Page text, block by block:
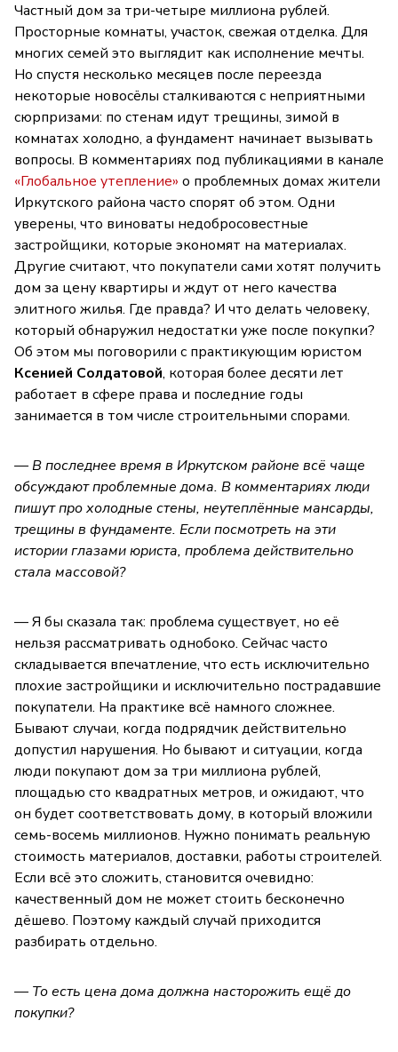
Частный дом за три-четыре миллиона рублей.
Просторные комнаты, участок, свежая отделка. Для
многих семей это выглядит как исполнение мечты.
Но спустя несколько месяцев после переезда
некоторые новосёлы сталкиваются с неприятными
сюрпризами: по стенам идут трещины, зимой в
комнатах холодно, а фундамент начинает вызывать
вопросы. В комментариях под публикациями в канале
«Глобальное утепление» о проблемных домах жители
Иркутского района часто спорят об этом. Одни
уверены, что виноваты недобросовестные
застройщики, которые экономят на материалах.
Другие считают, что покупатели сами хотят получить
дом за цену квартиры и ждут от него качества
элитного жилья. Где правда? И что делать человеку,
который обнаружил недостатки уже после покупки?
Об этом мы поговорили с практикующим юристом
Ксенией Солдатовой, которая более десяти лет
работает в сфере права и последние годы
занимается в том числе строительными спорами.
— В последнее время в Иркутском районе всё чаще
обсуждают проблемные дома. В комментариях люди
пишут про холодные стены, неутеплённые мансарды,
трещины в фундаменте. Если посмотреть на эти
истории глазами юриста, проблема действительно
стала массовой?
— Я бы сказала так: проблема существует, но её
нельзя рассматривать однобоко. Сейчас часто
складывается впечатление, что есть исключительно
плохие застройщики и исключительно пострадавшие
покупатели. На практике всё намного сложнее.
Бывают случаи, когда подрядчик действительно
допустил нарушения. Но бывают и ситуации, когда
люди покупают дом за три миллиона рублей,
площадью сто квадратных метров, и ожидают, что
он будет соответствовать дому, в который вложили
семь-восемь миллионов. Нужно понимать реальную
стоимость материалов, доставки, работы строителей.
Если всё это сложить, становится очевидно:
качественный дом не может стоить бесконечно
дёшево. Поэтому каждый случай приходится
разбирать отдельно.
— То есть цена дома должна насторожить ещё до
покупки?